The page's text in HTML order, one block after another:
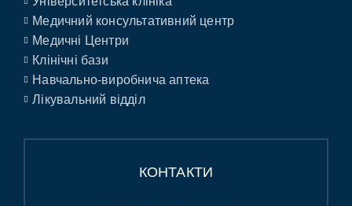
Медичний консультативний центр
Медичні Центри
Клінічні бази
Навчально-виробнича аптека
Лікувальний відділ
КОНТАКТИ